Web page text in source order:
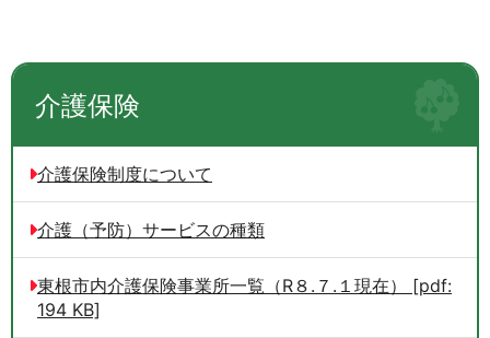
介護保険
介護保険制度について
介護（予防）サービスの種類
東根市内介護保険事業所一覧（R８.７.１現在） [pdf:
194 KB]